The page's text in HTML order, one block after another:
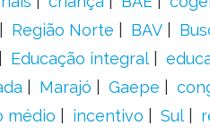
Região Norte BAV
Educação integral
Marajó Gaepe
médio incentivo Sul